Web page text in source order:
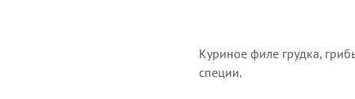
Куриное филе грудка,
специи.